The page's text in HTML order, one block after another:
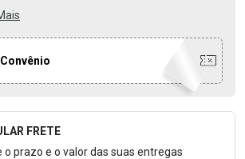
Calcular o Frete
FRETE
o prazo e o valor das suas entregas